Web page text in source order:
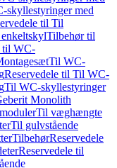
skyllestyringer med
til Til
Tilbehør til
til WC-
Til WC-
Reservedele til Til WC-
Til WC-skyllestyringer
Monolith
Til væghængte
Til gulvstående
TilbehørReservedele
Reservedele til